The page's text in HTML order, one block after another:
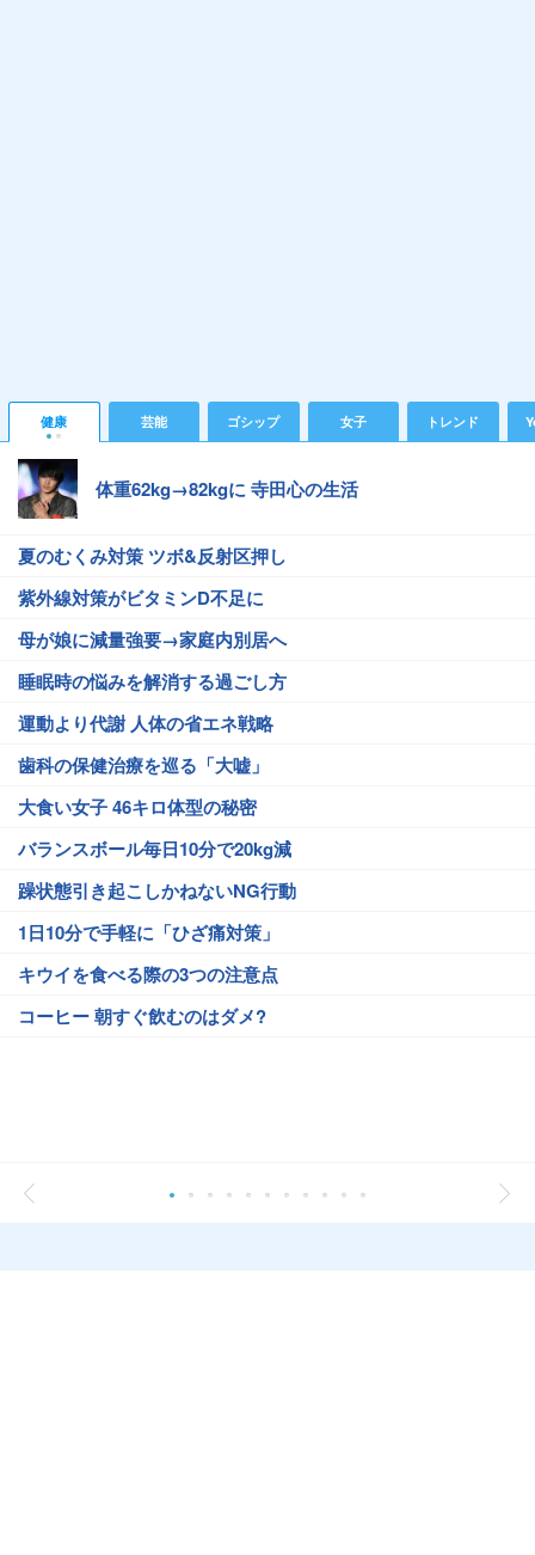
健康 芸能 ゴシップ 女子 トレンド
体重62kg→82kgに 寺田心の生活
夏のむくみ対策 ツボ&反射区押し
紫外線対策がビタミンD不足に
母が娘に減量強要→家庭内別居へ
睡眠時の悩みを解消する過ごし方
運動より代謝 人体の省エネ戦略
歯科の保健治療を巡る「大嘘」
大食い女子 46キロ体型の秘密
バランスボール毎日10分で20kg減
躁状態引き起こしかねないNG行動
1日10分で手軽に「ひざ痛対策」
キウイを食べる際の3つの注意点
コーヒー 朝すぐ飲むのはダメ?